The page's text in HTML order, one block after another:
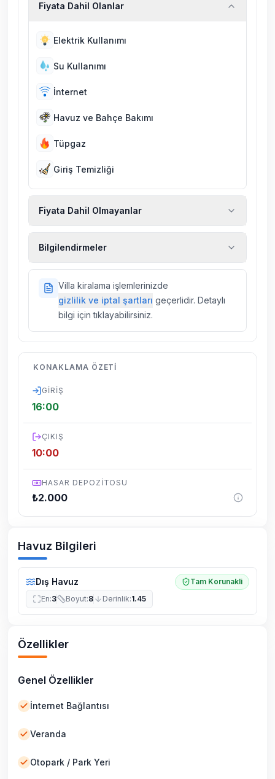
Fiyata Dahil Olanlar
Elektrik Kullanımı
Su Kullanımı
İnternet
Havuz ve Bahçe Bakımı
Tüpgaz
Giriş Temizliği
Fiyata Dahil Olmayanlar
sigortaları fiyatlara dahil değildir.
Bilgilendirmeler
villalarımızda düzenli olarak ilaçlama
yapılmaktadır. Buna rağmen çevrede
kelebek, böcek, sinek vs. bulunma ihtimali
dönemsel olarak altyapı çalışmaları
yapılabilmektedir. Bu çalışma nedeniyle yol
Villa kiralama işlemlerinizde
gizlilik ve iptal şartları geçerlidir. Detaylı
bilgi için tıklayabilirsiniz.
KONAKLAMA ÖZETI
GIRIŞ
16:00
ÇIKIŞ
10:00
HASAR DEPOZITOSU
₺2.000
Havuz Bilgileri
Dış Havuz
Tam Korunakli
En:3 Boyut:8 Derinlik:1.45
Özellikler
Genel Özellikler
İnternet Bağlantısı
Veranda
Otopark / Park Yeri